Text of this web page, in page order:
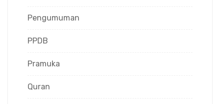
Pengumuman
PPDB
Pramuka
Quran